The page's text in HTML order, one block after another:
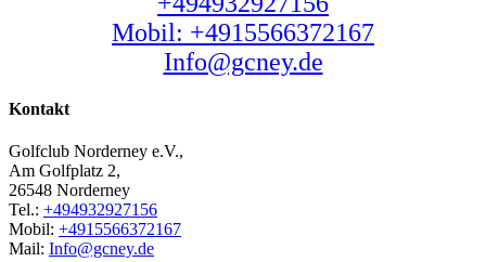
Mobil: +4915566372167
Info@gcney.de
Kontakt
Golfclub Norderney e.V.,
Am Golfplatz 2,
26548 Norderney
Tel.: +494932927156
Mobil: +4915566372167
Mail: Info@gcney.de